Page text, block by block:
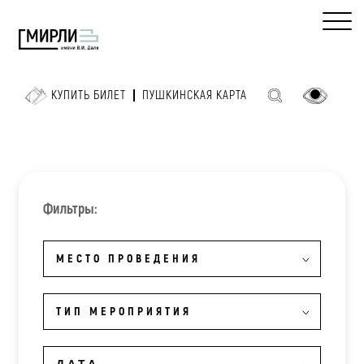
КУПИТЬ БИЛЕТ ПУШКИНСКАЯ КАРТА
Фильтры:
МЕСТО ПРОВЕДЕНИЯ
ТИП МЕРОПРИЯТИЯ